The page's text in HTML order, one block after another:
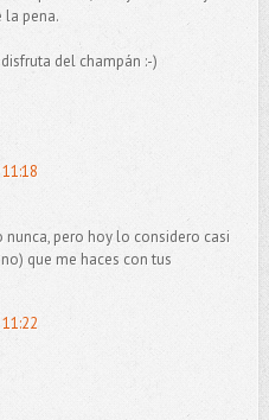
la pena.
disfruta del champán :-)
pero hoy lo considero casi
que me haces con tus